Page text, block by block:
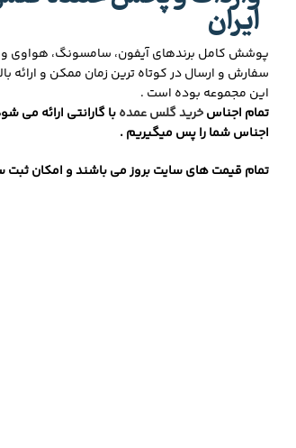
ایران
پوشش کامل برندهای آیفون، سامسونگ، هواوی
سفارش و ارسال در کوتاه ترین زمان ممکن و ارائه
این مجموعه بوده است .
تمام اجناسخرید گلس عمدهبا گارانتی ارائه می
اجناس شما را پس میگیریم .
تمام قیمت های سایت بروز می باشند و امکان ثبت